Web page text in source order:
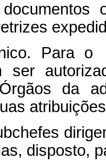
Para
ser
da
disposto,